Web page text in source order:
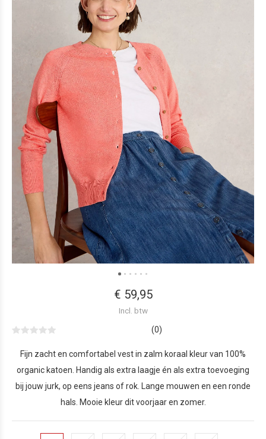
€ 59,95
Incl. btw
(0)
Fijn zacht en comfortabel vest in zalm koraal kleur van 100%
organic katoen. Handig als extra laagje én als extra toevoeging
bij jouw jurk, op eens jeans of rok. Lange mouwen en een ronde
hals. Mooie kleur dit voorjaar en zomer.